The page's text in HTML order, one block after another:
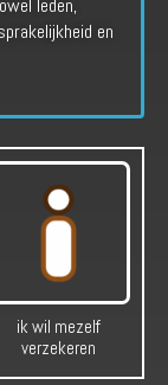
leden,
en
ik wil mezelf
verzekeren